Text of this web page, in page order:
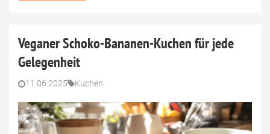
Veganer Schoko-Bananen-Kuchen für jede
Gelegenheit
11.06.2025 Kuchen